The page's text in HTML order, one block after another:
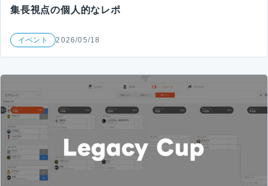
集長視点の個人的なレポ
イベント 2026/05/18